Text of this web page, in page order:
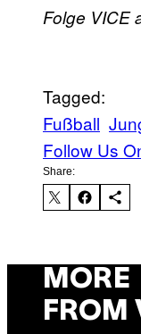
Folge VICE
Tagged:
Fußball
Follow Us
Share:
MORE
FROM